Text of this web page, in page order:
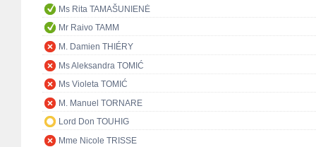
Ms Rita TAMAŠUNIENĖ
Mr Raivo TAMM
M. Damien THIÉRY
Ms Aleksandra TOMIĆ
Ms Violeta TOMIĆ
M. Manuel TORNARE
Lord Don TOUHIG
Mme Nicole TRISSE